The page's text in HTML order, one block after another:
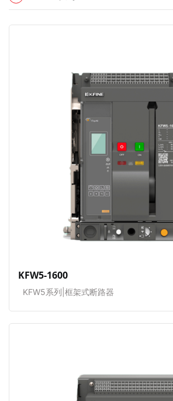
KFW5-1600
KFW5系列|框架式断路器